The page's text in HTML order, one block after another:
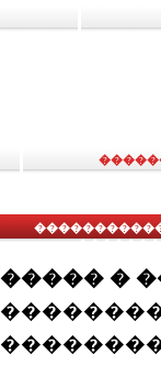
�